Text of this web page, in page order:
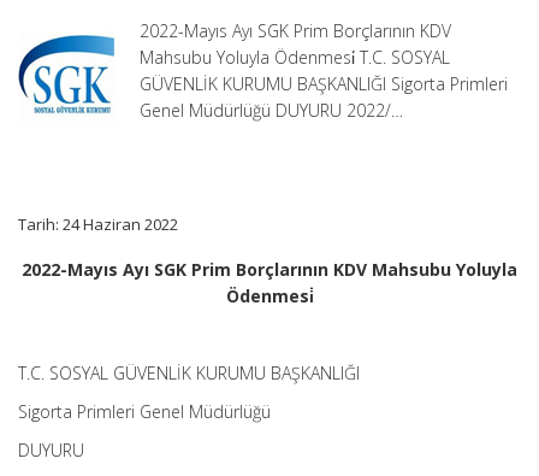
Mahsubu
Yoluyla
Ödenmesi̇
Hakkında
Duyuru
2022-Mayıs Ayı SGK Prim Borçlarının KDV
Mahsubu Yoluyla Ödenmesi̇ T.C. SOSYAL
GÜVENLİK KURUMU BAŞKANLIĞI Sigorta Primleri
Genel Müdürlüğü DUYURU 2022/…
Tarih: 24 Haziran 2022
2022-Mayıs Ayı SGK Prim Borçlarının KDV Mahsubu Yoluyla
Ödenmesi̇
T.C. SOSYAL GÜVENLİK KURUMU BAŞKANLIĞI
Sigorta Primleri Genel Müdürlüğü
DUYURU